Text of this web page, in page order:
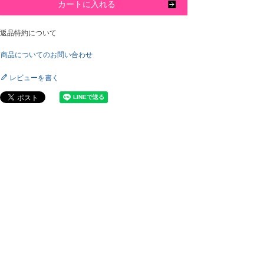
カートに入れる
返品特約について
商品についてのお問い合わせ
レビューを書く